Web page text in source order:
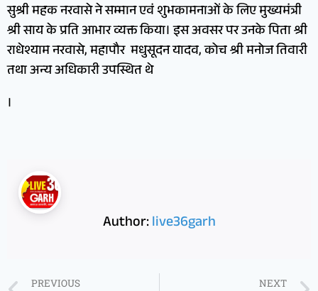
सुश्री महक नरवासे ने सम्मान एवं शुभकामनाओं के लिए मुख्यमंत्री
श्री साय के प्रति आभार व्यक्त किया। इस अवसर पर उनके पिता श्री
राधेश्याम नरवासे, महापौर मधुसूदन यादव, कोच श्री मनोज तिवारी
तथा अन्य अधिकारी उपस्थित थे
।
Author:live36garh
PREVIOUS NEXT